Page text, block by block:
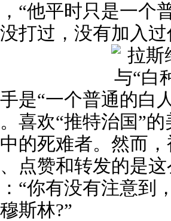
“他平时只是一个
打过，没有加入
是“一个普通的白
喜欢“推特治国”
的死难者。然而
点赞和转发的是
“你有没有注意到
斯林?”